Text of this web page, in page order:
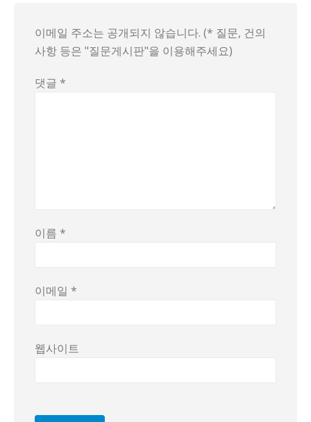
이메일 주소는 공개되지 않습니다. (* 질문, 건의
사항 등은 "질문게시판"을 이용해주세요)
댓글 *
이름 *
이메일 *
웹사이트